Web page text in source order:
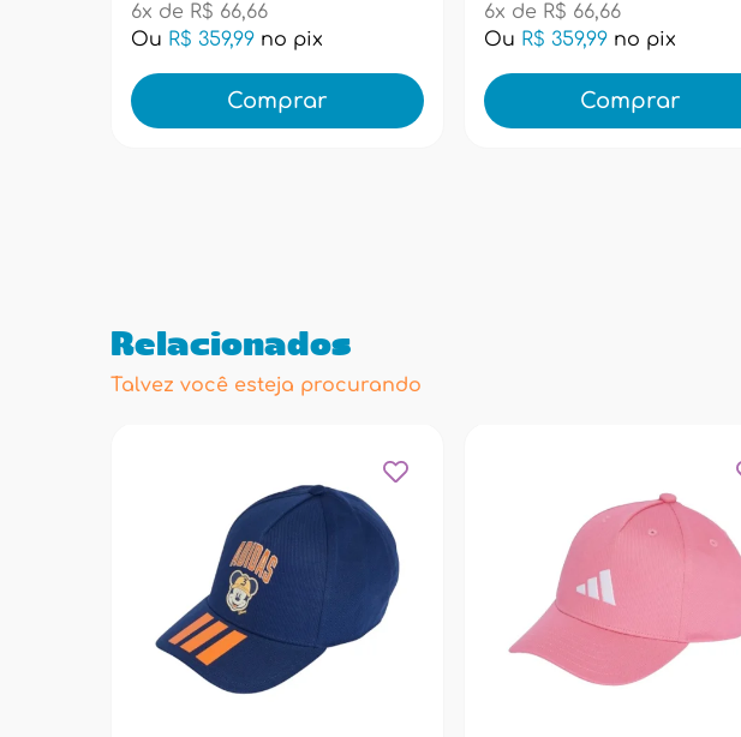
6x de R$ 66,66
Ou R$ 359,99 no pix
Comprar
6x de R$ 66,66
Ou R$ 359,99 no pix
Comprar
Relacionados
Talvez você esteja procurando